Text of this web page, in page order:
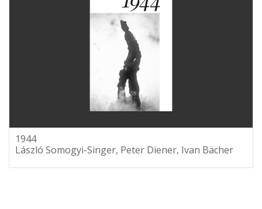
1944
László Somogyi-Singer, Peter Diener, Ivan Bächer